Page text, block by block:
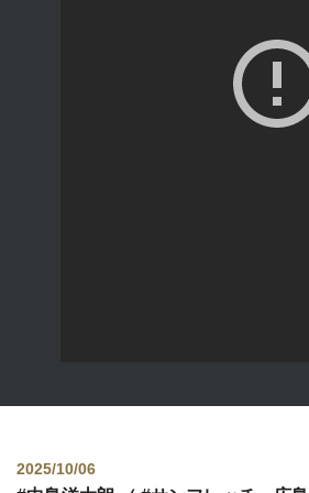
2025/10/06